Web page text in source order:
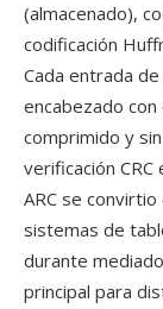
(almacenado),
codificación
Cada entrada
encabezado
comprimido y
verificación
ARC se
sistemas de
durante
principal para